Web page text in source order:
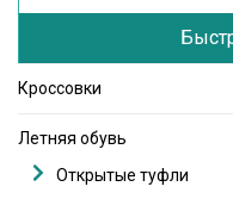
Кроссовки
Летняя обувь
Открытые туфли